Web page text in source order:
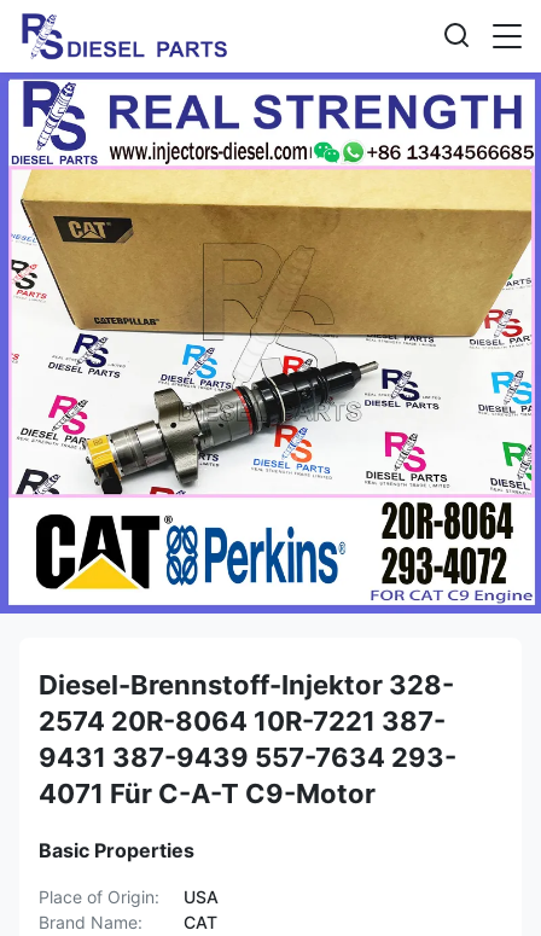
Diesel-Brennstoff-Injektor 328-
2574 20R-8064 10R-7221 387-
9431 387-9439 557-7634 293-
4071 Für C-A-T C9-Motor
Basic Properties
Place of Origin:
USA
Brand Name:
CAT